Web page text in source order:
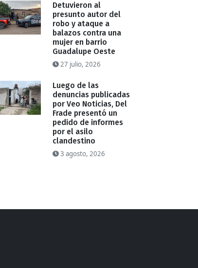
Detuvieron al
presunto autor del
robo y ataque a
balazos contra una
mujer en barrio
Guadalupe Oeste
27 julio, 2026
Luego de las
denuncias publicadas
por Veo Noticias, Del
Frade presentó un
pedido de informes
por el asilo
clandestino
3 agosto, 2026